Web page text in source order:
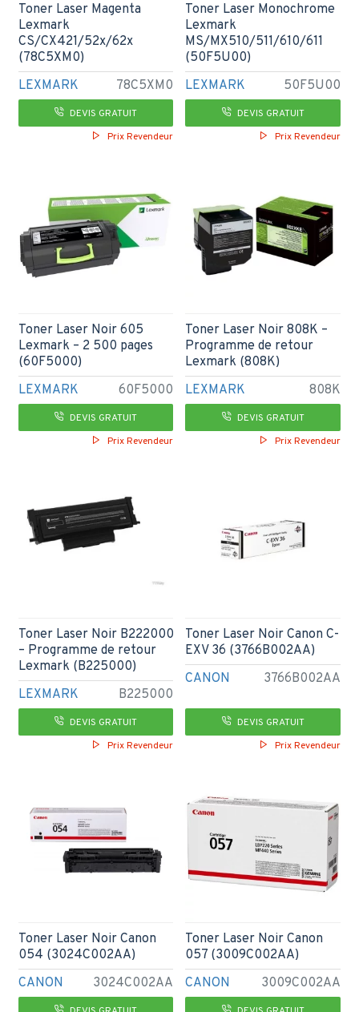
LEXMARK 78C5XM0
Toner Laser Magenta
Lexmark
CS/CX421/52x/62x
(78C5XM0)
DEVIS GRATUIT
Prix Revendeur
LEXMARK 50F5U00
Toner Laser Monochrome
Lexmark
MS/MX510/511/610/611
(50F5U00)
DEVIS GRATUIT
Prix Revendeur
LEXMARK 60F5000
Toner Laser Noir 605
Lexmark – 2 500 pages
(60F5000)
DEVIS GRATUIT
Prix Revendeur
LEXMARK 808K
Toner Laser Noir 808K –
Programme de retour
Lexmark (808K)
DEVIS GRATUIT
Prix Revendeur
LEXMARK B225000
Toner Laser Noir B222000
– Programme de retour
Lexmark (B225000)
DEVIS GRATUIT
Prix Revendeur
CANON 3766B002AA
Toner Laser Noir Canon C-
EXV 36 (3766B002AA)
DEVIS GRATUIT
Prix Revendeur
CANON 3024C002AA
Toner Laser Noir Canon
054 (3024C002AA)
CANON 3009C002AA
Toner Laser Noir Canon
057 (3009C002AA)